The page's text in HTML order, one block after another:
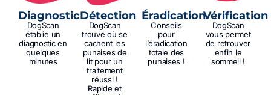
Diagnostic
DogScan
établie un
diagnostic en
quelques
minutes
Détection
DogScan
trouve où se
cachent les
punaises de
lit pour un
traitement
réussi !
Rapide et
Éradication
Conseils
pour
l’éradication
totale des
punaises !
Vérification
DogScan
vous permet
de retrouver
enfin le
sommeil !